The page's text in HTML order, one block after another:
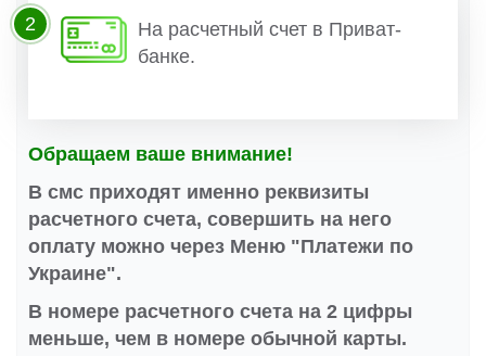
На расчетный счет в Приват-
банке.
2
Обращаем ваше внимание!
В смс приходят именно реквизиты
расчетного счета, совершить на него
оплату можно через Меню "Платежи по
Украине".
В номере расчетного счета на 2 цифры
меньше, чем в номере обычной карты.